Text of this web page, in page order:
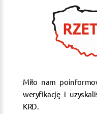
Miło nam
weryfikację i
KRD.